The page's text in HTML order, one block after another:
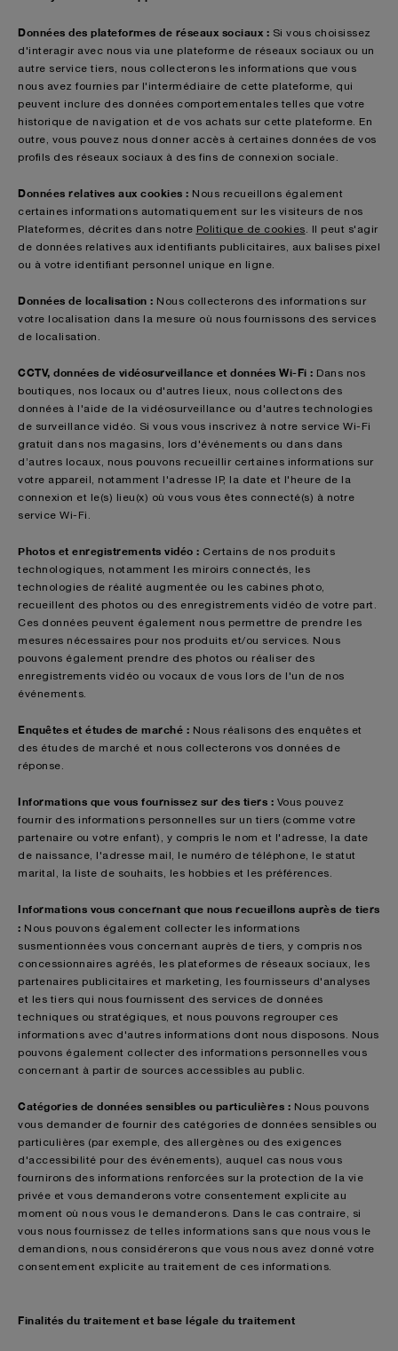
Données des plateformes de réseaux sociaux : Si vous choisissez
d'interagir avec nous via une plateforme de réseaux sociaux ou un
autre service tiers, nous collecterons les informations que vous
nous avez fournies par l'intermédiaire de cette plateforme, qui
peuvent inclure des données comportementales telles que votre
historique de navigation et de vos achats sur cette plateforme. En
outre, vous pouvez nous donner accès à certaines données de vos
profils des réseaux sociaux à des fins de connexion sociale.
Données relatives aux cookies : Nous recueillons également
certaines informations automatiquement sur les visiteurs de nos
Plateformes, décrites dans notre Politique de cookies . Il peut s'agir
de données relatives aux identifiants publicitaires, aux balises pixel
ou à votre identifiant personnel unique en ligne.
Données de localisation : Nous collecterons des informations sur
votre localisation dans la mesure où nous fournissons des services
de localisation.
CCTV, données de vidéosurveillance et données Wi-Fi : Dans nos
boutiques, nos locaux ou d'autres lieux, nous collectons des
données à l'aide de la vidéosurveillance ou d'autres technologies
de surveillance vidéo. Si vous vous inscrivez à notre service Wi-Fi
gratuit dans nos magasins, lors d'événements ou dans dans
d’autres locaux, nous pouvons recueillir certaines informations sur
votre appareil, notamment l'adresse IP, la date et l'heure de la
connexion et le(s) lieu(x) où vous vous êtes connecté(s) à notre
service Wi-Fi.
Photos et enregistrements vidéo : Certains de nos produits
technologiques, notamment les miroirs connectés, les
technologies de réalité augmentée ou les cabines photo,
recueillent des photos ou des enregistrements vidéo de votre part.
Ces données peuvent également nous permettre de prendre les
mesures nécessaires pour nos produits et/ou services. Nous
pouvons également prendre des photos ou réaliser des
enregistrements vidéo ou vocaux de vous lors de l'un de nos
événements.
Enquêtes et études de marché : Nous réalisons des enquêtes et
des études de marché et nous collecterons vos données de
réponse.
Informations que vous fournissez sur des tiers : Vous pouvez
fournir des informations personnelles sur un tiers (comme votre
partenaire ou votre enfant), y compris le nom et l'adresse, la date
de naissance, l'adresse mail, le numéro de téléphone, le statut
marital, la liste de souhaits, les hobbies et les préférences.
Informations vous concernant que nous recueillons auprès de tiers
: Nous pouvons également collecter les informations
susmentionnées vous concernant auprès de tiers, y compris nos
concessionnaires agréés, les plateformes de réseaux sociaux, les
partenaires publicitaires et marketing, les fournisseurs d'analyses
et les tiers qui nous fournissent des services de données
techniques ou stratégiques, et nous pouvons regrouper ces
informations avec d'autres informations dont nous disposons. Nous
pouvons également collecter des informations personnelles vous
concernant à partir de sources accessibles au public.
Catégories de données sensibles ou particulières : Nous pouvons
vous demander de fournir des catégories de données sensibles ou
particulières (par exemple, des allergènes ou des exigences
d'accessibilité pour des événements), auquel cas nous vous
fournirons des informations renforcées sur la protection de la vie
privée et vous demanderons votre consentement explicite au
moment où nous vous le demanderons. Dans le cas contraire, si
vous nous fournissez de telles informations sans que nous vous le
demandions, nous considérerons que vous nous avez donné votre
consentement explicite au traitement de ces informations.
Finalités du traitement et base légale du traitement